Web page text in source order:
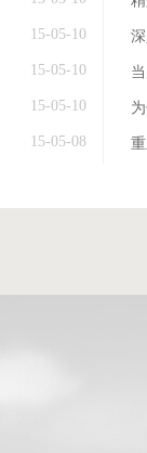
15-05-10
15-05-10
15-05-10
15-05-08